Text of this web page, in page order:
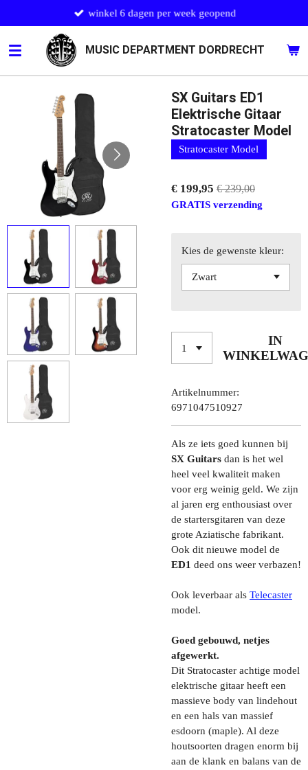
direct
naar
de
hoofdinhoud
MUSIC DEPARTMENT DORDRECHT
winkel 6 dagen per week geopend
SX Guitars ED1
Elektrische Gitaar
Stratocaster Model
Stratocaster Model
€ 199,95 € 239,00
GRATIS verzending
Kies de gewenste kleur:
IN
Artikelnummer:
6971047510927
Als ze iets goed kunnen bij
SX Guitars dan is het wel
heel veel kwaliteit maken
voor erg weinig geld. We zijn
al jaren erg enthousiast over
de startersgitaren van deze
grote Aziatische fabrikant.
Ook dit nieuwe model de
ED1 deed ons weer verbazen!
Ook leverbaar als Telecaster
model.
Goed gebouwd, netjes
afgewerkt.
Dit Stratocaster achtige model
elektrische gitaar heeft een
massieve body van lindehout
en een hals van massief
esdoorn (maple). Al deze
houtsoorten dragen enorm bij
aan de klank en balans van de